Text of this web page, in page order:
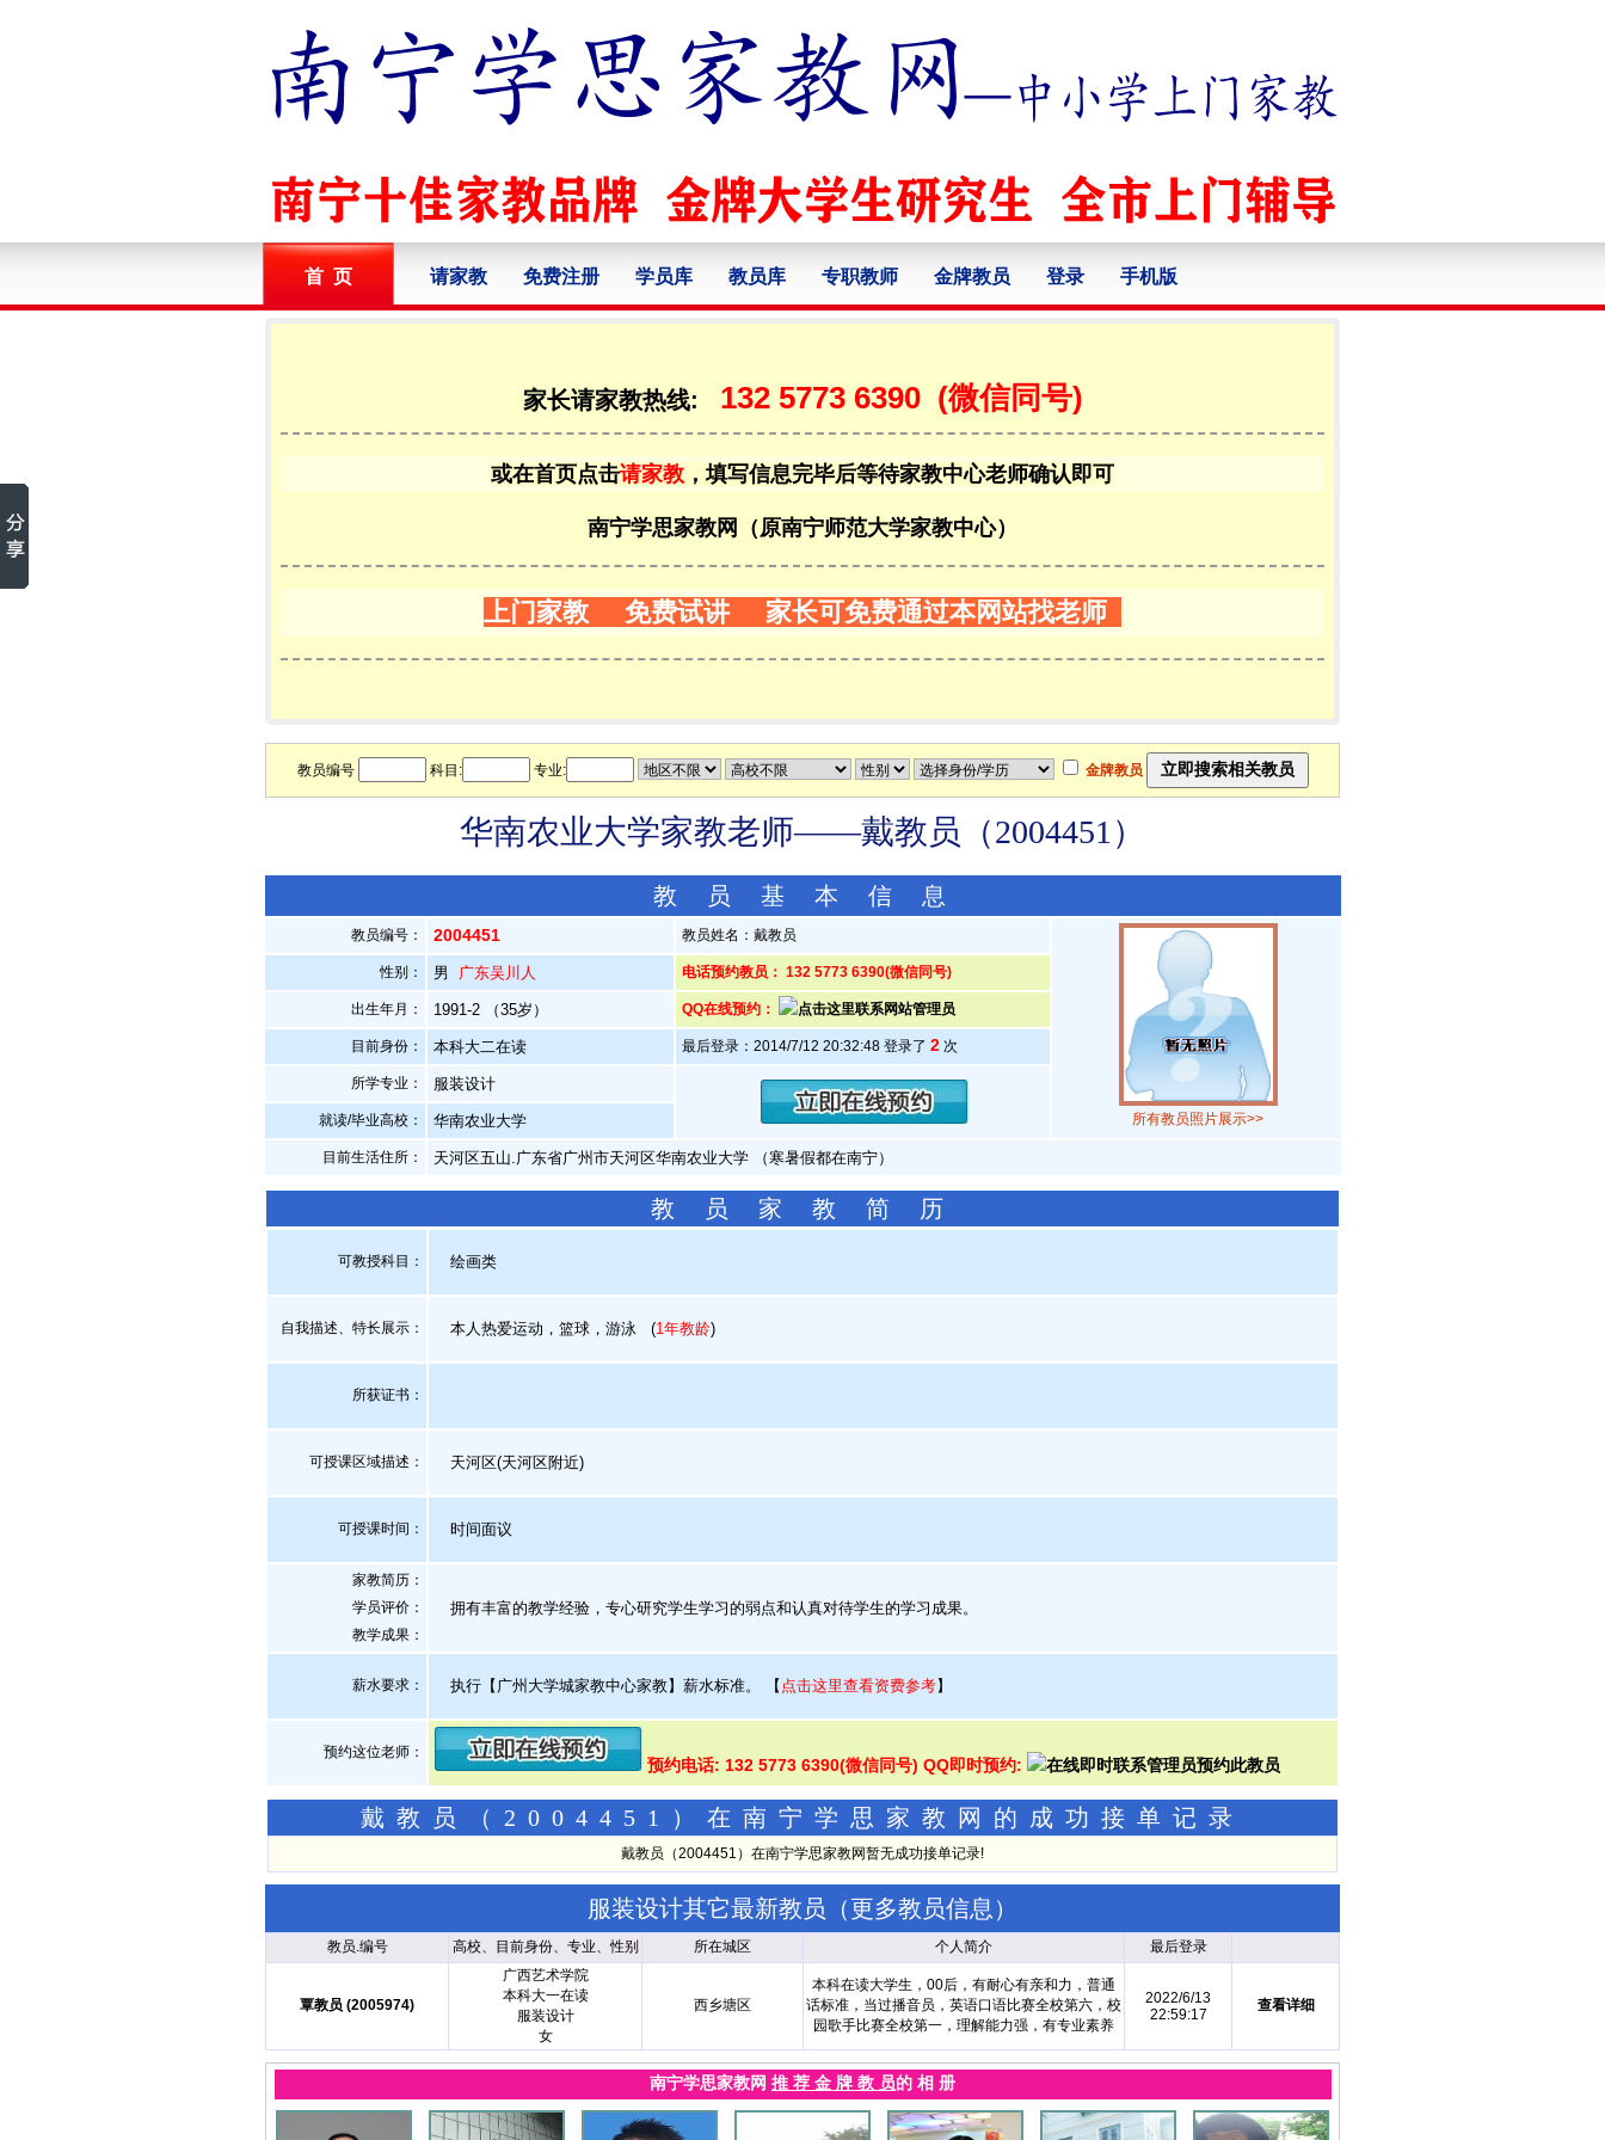
首 页 请家教 免费注册 学员库 教员库 专职教师 金牌教员 登录 手机版
家长请家教热线: 132 5773 6390(微信同号)
或在首页点击请家教 ，填写信息完毕后等待家教中心老师确认即可
南宁学思家教网（原南宁师范大学家教中心）
上门家教 免费试讲 家长可免费通过本网站找老师
教员编号 科目: 专业: 金牌教员
华南农业大学家教老师——戴教员（2004451）
教 员 基 本 信 息
教员编号： 2004451 教员姓名：戴教员
所有教员照片展示>>
性别： 男 广东吴川人 电话预约教员： 132 5773 6390(微信同号)
出生年月： 1991-2 （35岁） QQ在线预约：
目前身份： 本科大二在读 最后登录：2014/7/12 20:32:48 登录了 2次
所学专业： 服装设计
就读/毕业高校： 华南农业大学
目前生活住所： 天河区五山.广东省广州市天河区华南农业大学 （寒暑假都在南宁）
教 员 家 教 简 历
可教授科目： 绘画类
自我描述、特长展示 ： 本人热爱运动，篮球，游泳 (1年教龄)
所获证书 ：
可授课区域描述： 天河区(天河区附近)
可授课时间： 时间面议
家教简历：
学员评价：
教学成果：
拥有丰富的教学经验，专心研究学生学习的弱点和认真对待学生的学习成果。
薪水要求： 执行【广州大学城家教中心家教】薪水标准。 【 点击这里查看资费参考】
预约这位老师：
预约电话: 132 5773 6390(微信同号) QQ即时预约:
戴教员（2004451）在南宁学思家教网的成功接单记录
戴教员（2004451）在南宁学思家教网暂无成功接单记录!
服装设计其它最新教员（更多教员信息 ）
教员.编号 高校、目前身份、专业、性别 所在城区 个人简介 最后登录
覃教员 (2005974)
广西艺术学院
本科大一在读
服装设计
女
西乡塘区
本科在读大学生，00后，有耐心有亲和力，普通
话标准，当过播音员，英语口语比赛全校第六，校
园歌手比赛全校第一，理解能力强，有专业素养
2022/6/13
22:59:17
查看详细
南宁学思家教网 推 荐 金 牌 教 员的 相 册